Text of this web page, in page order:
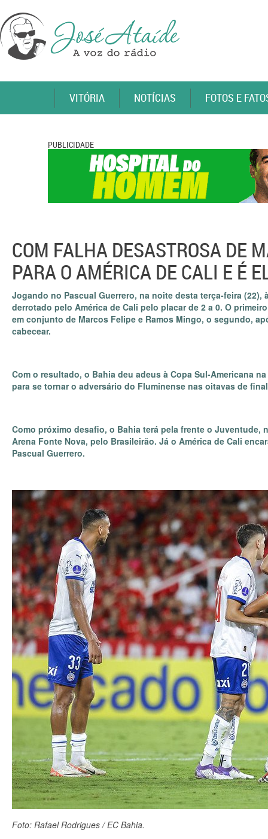
VITÓRIA NOTÍCIAS FOTOS E
PUBLICIDADE
COM FALHA DESASTROSA DE
PARA O AMÉRICA DE CALI E É
Jogando no Pascual Guerrero, na noite desta terça-feira
derrotado pelo América de Cali pelo placar de 2 a 0. O
em conjunto de Marcos Felipe e Ramos Mingo, o segundo,
cabecear.
Com o resultado, o Bahia deu adeus à Copa Sul-Americana
para se tornar o adversário do Fluminense nas oitavas de
Como próximo desafio, o Bahia terá pela frente o Juventude,
Arena Fonte Nova, pelo Brasileirão. Já o América de Cali
Pascual Guerrero.
Foto: Rafael Rodrigues / EC Bahia.